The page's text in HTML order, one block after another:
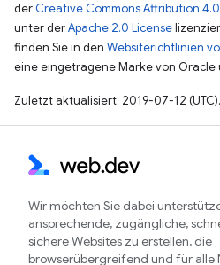
der Creative Commons Attribution
unter derApache 2.0 License
finden Sie in den Websiterichtlinien
eine eingetragene Marke von Oracle
Zuletzt aktualisiert: 2019-07-12 (UTC).
Wir möchten Sie dabei
ansprechende, zugängliche,
sichere Websites zu erstellen, die
browserübergreifend und für alle